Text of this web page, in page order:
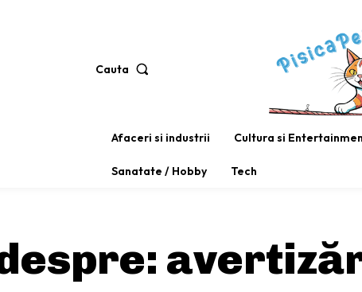
Cauta
Afaceri si industrii Cultura si
Sanatate / Hobby Tech